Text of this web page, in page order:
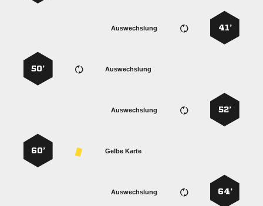
41’
Auswechslung
Auswechslung
50’
52’
Auswechslung
Gelbe Karte
60’
64’
Auswechslung